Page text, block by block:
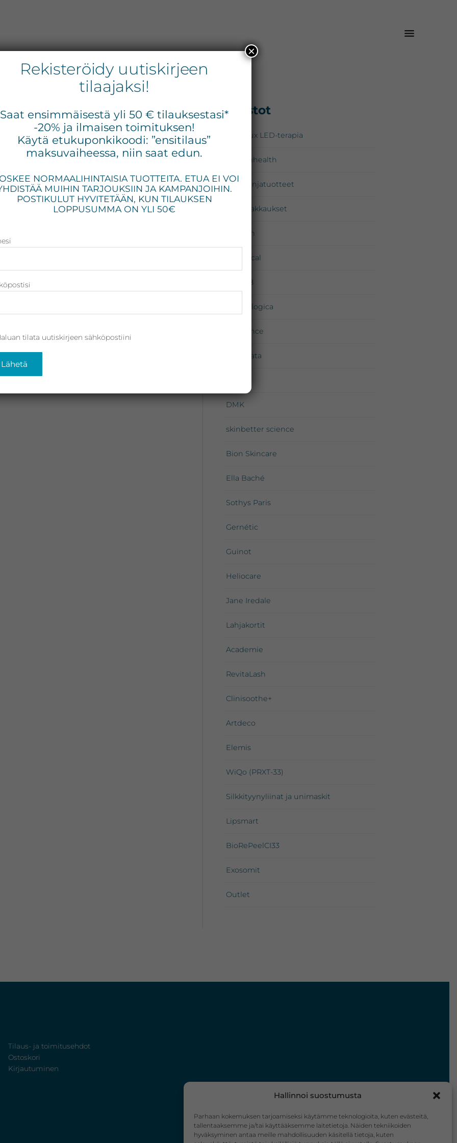
Hallinnoi suostumusta
Parhaan kokemuksen tarjoamiseksi käytämme teknologioita, kuten evästeitä,
tallentaaksemme ja/tai käyttääksemme laitetietoja. Näiden tekniikoiden
hyväksyminen antaa meille mahdollisuuden käsitellä tietoja, kuten
Pure
41,00
Ensisijainen
sivupalkki
Osastot
Omnilux LED-terapia
Zo Skinhealth
Kampanjatuotteet
Lahjapakkaukset
Environ
iS Clinical
Medik8
Dermalogica
Exuviance
Neostrata
DMK
skinbetter science
Bion Skincare
Ella Baché
Sothys Paris
Gernétic
Guinot
Heliocare
Jane Iredale
Lahjakortit
Academie
RevitaLash
Clinisoothe+
Artdeco
Elemis
WiQo (PRXT-33)
Silkkityynyliinat ja unimaskit
Lipsmart
BioRePeelCI33
Exosomit
Outlet
Tilaus- ja toimitusehdot
Ostoskori
Kirjautuminen
Rekisteröidy uutiskirjeen
tilaajaksi!
Saat ensimmäisestä yli 50 € tilauksestasi*
-20% ja ilmaisen toimituksen!
Käytä etukuponkikoodi: ”ensitilaus”
maksuvaiheessa, niin saat edun.
NORMAALIHINTAISIA TUOTTEITA. ETUA EI VOI
MUIHIN TARJOUKSIIN JA KAMPANJOIHIN.
POSTIKULUT HYVITETÄÄN, KUN TILAUKSEN
LOPPUSUMMA ON YLI 50€
tilata uutiskirjeen sähköpostiini
×